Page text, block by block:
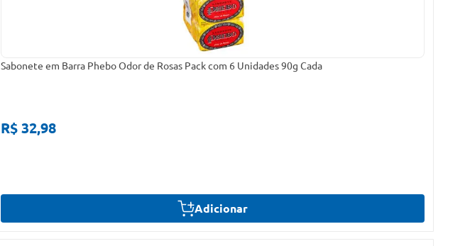
Sabonete em Barra Phebo Odor de Rosas Pack com 6 Unidades 90g Cada
R$ 32,98
Adicionar